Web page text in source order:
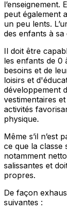
l’enseignement.
peut également
un peu lents.
des enfants à sa
Il doit être
les enfants de 0
besoins et de
loisirs et
développement
vestimentaires
activités
physique.
Même s’il n’est
ce que la classe
notamment
salissantes et
propres.
De façon
suivantes :